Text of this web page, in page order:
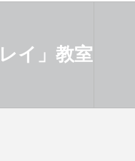
イ」教室